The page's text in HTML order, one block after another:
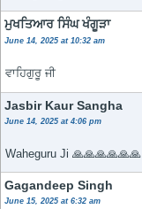
ਮੁਖਤਿਆਰ ਸਿੰਘ ਖੰਗੂੜਾ
June 14, 2025 at 10:32 am
ਵਾਹਿਗੁਰੂ ਜੀ
Jasbir Kaur Sangha
June 14, 2025 at 4:06 pm
Waheguru Ji 🙏🙏🙏🙏🙏🙏
Gagandeep Singh
June 15, 2025 at 6:32 am